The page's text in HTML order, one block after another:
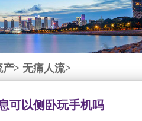
产> 无痛人流>
可以侧卧玩手机吗